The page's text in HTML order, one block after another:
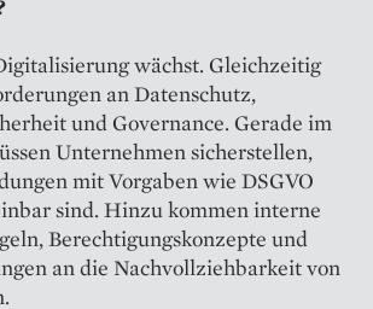
wächst. Gleichzeitig
an Datenschutz,
und Governance. Gerade im
Unternehmen sicherstellen,
mit Vorgaben wie DSGVO
sind. Hinzu kommen interne
Berechtigungskonzepte und
an die Nachvollziehbarkeit von